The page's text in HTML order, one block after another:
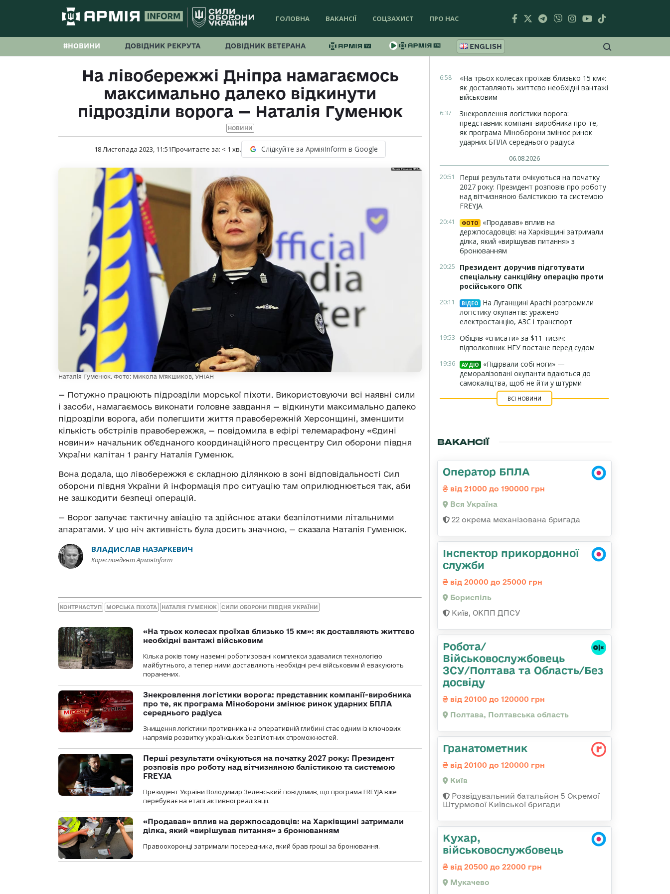
ГОЛОВНА ВАКАНСІЇ СОЦЗАХИСТ ПРО НАС
#НОВИНИ ДОВІДНИК РЕКРУТА ДОВІДНИК ВЕТЕРАНА ENGLISH
На лівобережжі Дніпра намагаємось
максимально далеко відкинути
підрозділи ворога — Наталія Гуменюк
НОВИНИ
18 Листопада 2023, 11:51Прочитаєте за: < 1 хв. Слідкуйте за АрміяInform в Google
Наталія Гуменюк. Фото: Микола М'якшиков, УНІАН
— Потужно працюють підрозділи морської піхоти. Використовуючи всі наявні сили
і засоби, намагаємось виконати головне завдання — відкинути максимально далеко
підрозділи ворога, аби полегшити життя правобережній Херсонщині, зменшити
кількість обстрілів правобережжя, — повідомила в ефірі телемарафону «Єдині
новини» начальник об’єднаного координаційного пресцентру Сил оборони півдня
України капітан 1 рангу Наталія Гуменюк.
Вона додала, що лівобережжя є складною ділянкою в зоні відповідальності Сил
оборони півдня України й інформація про ситуацію там оприлюднюється так, аби
не зашкодити безпеці операцій.
— Ворог залучає тактичну авіацію та здійснює атаки безпілотними літальними
апаратами. У цю ніч активність була досить значною, — сказала Наталія Гуменюк.
ВЛАДИСЛАВ НАЗАРКЕВИЧ
Кореспондент АрміяInform
КОНТРНАСТУП МОРСЬКА ПІХОТА НАТАЛІЯ ГУМЕНЮК СИЛИ ОБОРОНИ ПІВДНЯ УКРАЇНИ
«На трьох колесах проїхав близько 15 км»: як доставляють життєво
необхідні вантажі військовим
Кілька років тому наземні роботизовані комплекси здавалися технологією
майбутнього, а тепер ними доставляють необхідні речі військовим й евакуюють
поранених.
Знекровлення логістики ворога: представник компанії-виробника
про те, як програма Міноборони змінює ринок ударних БПЛА
середнього радіуса
Знищення логістики противника на оперативній глибині стає одним із ключових
напрямів розвитку українських безпілотних спроможностей.
Перші результати очікуються на початку 2027 року: Президент
розповів про роботу над вітчизняною балістикою та системою
FREYJA
Президент України Володимир Зеленський повідомив, що програма FREYJA вже
перебуває на етапі активної реалізації.
«Продавав» вплив на держпосадовців: на Харківщині затримали
ділка, який «вирішував питання» з бронюванням
Правоохоронці затримали посередника, який брав гроші за бронювання.
6:58
«На трьох колесах проїхав близько 15 км»:
як доставляють життєво необхідні вантажі
військовим
6:37
Знекровлення логістики ворога:
представник компанії-виробника про те,
як програма Міноборони змінює ринок
ударних БПЛА середнього радіуса
06.08.2026
20:51
Перші результати очікуються на початку
2027 року: Президент розповів про роботу
над вітчизняною балістикою та системою
FREYJA
20:41 ФОТО
«Продавав» вплив на
держпосадовців: на Харківщині затримали
ділка, який «вирішував питання» з
бронюванням
20:25
Президент доручив підготувати
спеціальну санкційну операцію проти
російського ОПК
20:11 ВІДЕО
На Луганщині Apachi розгромили
логістику окупантів: уражено
електростанцію, АЗС і транспорт
19:53 Обіцяв «списати» за $11 тисяч:
підполковник НГУ постане перед судом
19:36 АУДІО
«Підірвали собі ноги» —
деморалізовані окупанти вдаються до
самокаліцтва, щоб не йти у штурми
ВСІ НОВИНИ
ВАКАНСІЇ
Оператор БПЛА
від 21000 до 190000 грн
Вся Україна
22 окрема механізована бригада
Інспектор прикордонної
служби
від 20000 до 25000 грн
Бориспіль
Київ, ОКПП ДПСУ
Робота/
Військовослужбовець
ЗСУ/Полтава та Область/Без
досвіду
від 20100 до 120000 грн
Полтава, Полтавська область
Гранатометник
від 20100 до 120000 грн
Київ
Розвідувальний батальйон 5 Окремої
Штурмової Київської бригади
Кухар,
військовослужбовець
від 20500 до 22000 грн
Мукачево